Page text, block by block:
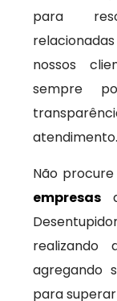
para
nossos
sempre
atendimento.
Não
empresas
realizando
agregando
para